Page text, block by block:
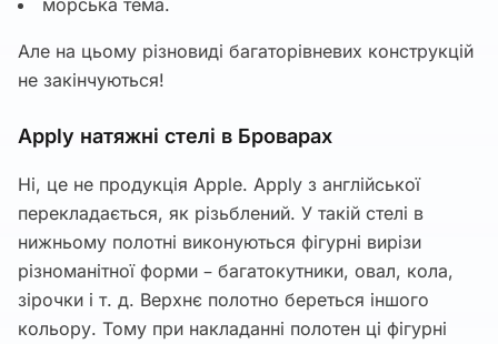
Але на цьому різновиді багаторівневих конструкцій
не закінчуються!
Apply натяжні стелі в Броварах
Ні, це не продукція Apple. Apply з англійської
перекладається, як різьблений. У такій стелі в
нижньому полотні виконуються фігурні вирізи
різноманітної форми – багатокутники, овал, кола,
зірочки і т. д. Верхнє полотно береться іншого
кольору. Тому при накладанні полотен ці фігурні